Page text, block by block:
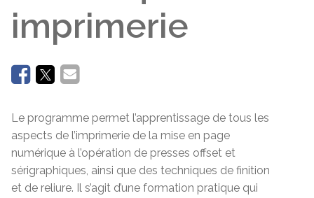
imprimerie
Le programme permet l’apprentissage de tous les
aspects de l’imprimerie de la mise en page
numérique à l’opération de presses offset et
sérigraphiques, ainsi que des techniques de finition
et de reliure. Il s’agit d’une formation pratique qui